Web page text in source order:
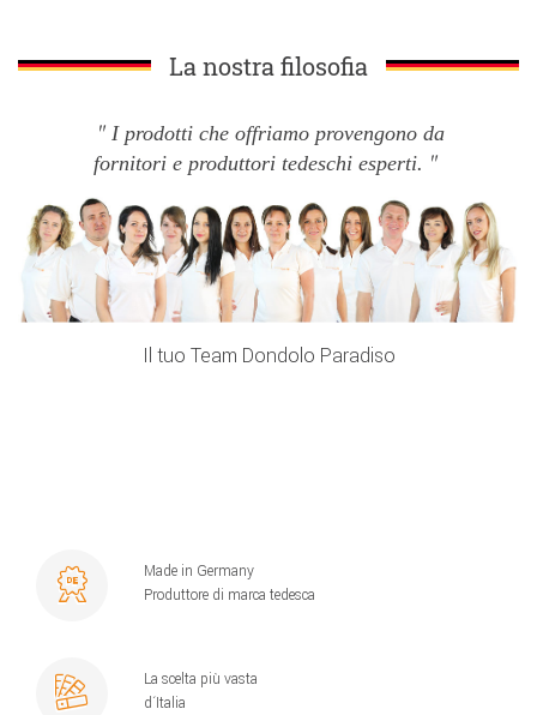
La nostra filosofia
I prodotti che offriamo provengono da
fornitori e produttori tedeschi esperti.
Il tuo Team Dondolo Paradiso
Made in Germany
Produttore di marca tedesca
La scelta più vasta
d´Italia